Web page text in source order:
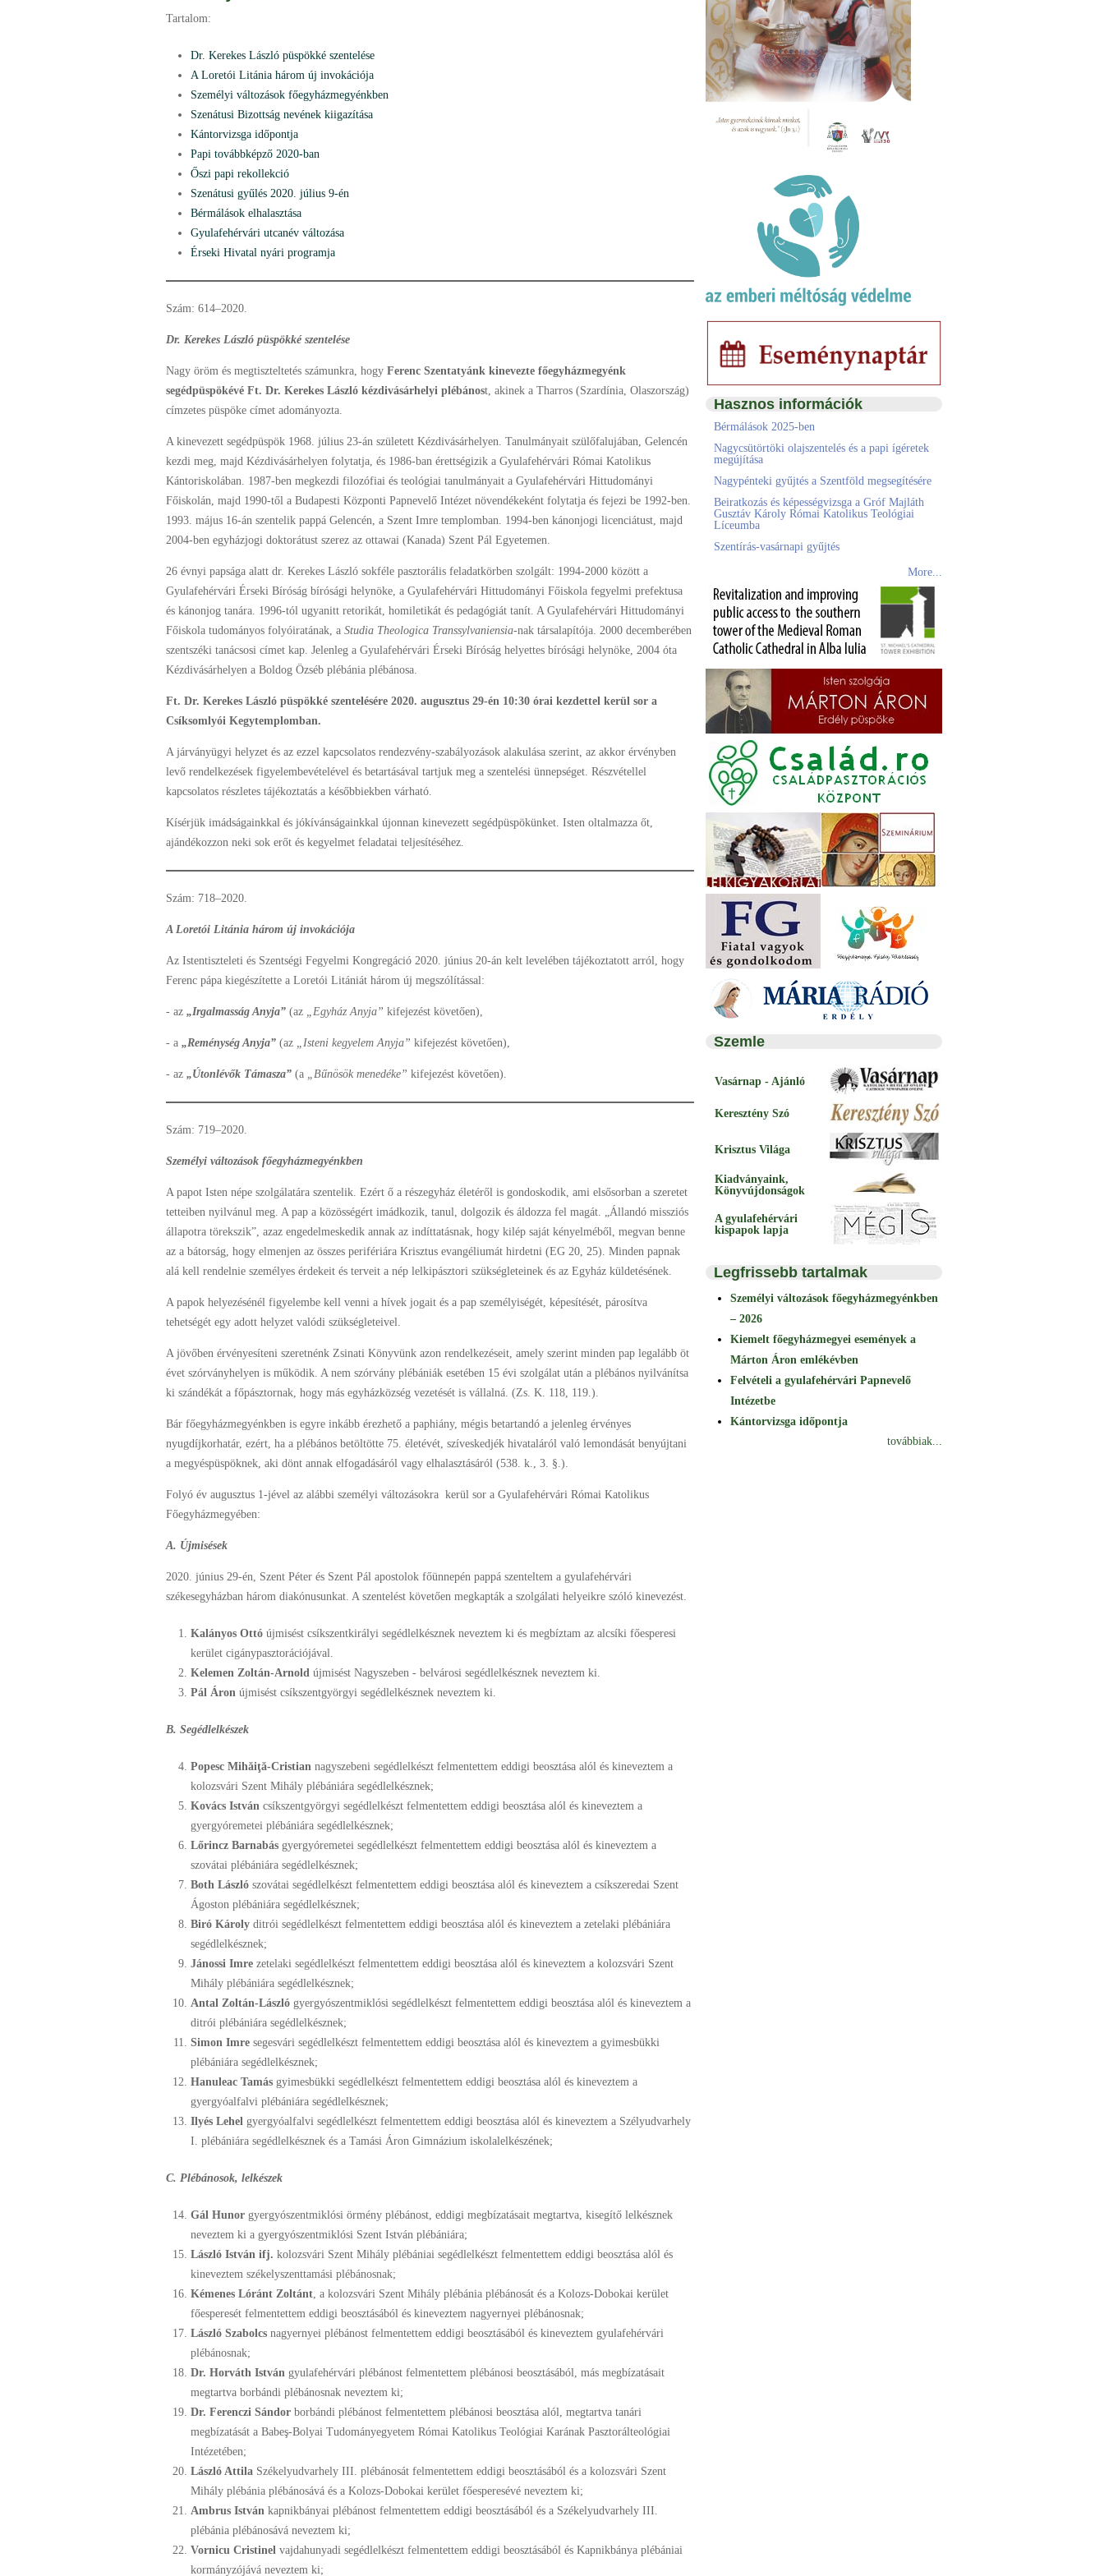
Tartalom:
Dr. Kerekes László püspökké szentelése
A Loretói Litánia három új invokációja
Személyi változások főegyházmegyénkben
Szenátusi Bizottság nevének kiigazítása
Kántorvizsga időpontja
Papi továbbképző 2020-ban
Őszi papi rekollekció
Szenátusi gyűlés 2020. július 9-én
Bérmálások elhalasztása
Gyulafehérvári utcanév változása
Érseki Hivatal nyári programja
Szám: 614–2020.
Dr. Kerekes László püspökké szentelése
Nagy öröm és megtiszteltetés számunkra, hogy Ferenc Szentatyánk kinevezte főegyházmegyénk
segédpüspökévé Ft. Dr. Kerekes László kézdivásárhelyi plébánost, akinek a Tharros (Szardínia, Olaszország)
címzetes püspöke címet adományozta.
A kinevezett segédpüspök 1968. július 23-án született Kézdivásárhelyen. Tanulmányait szülőfalujában, Gelencén
kezdi meg, majd Kézdivásárhelyen folytatja, és 1986-ban érettségizik a Gyulafehérvári Római Katolikus
Kántoriskolában. 1987-ben megkezdi filozófiai és teológiai tanulmányait a Gyulafehérvári Hittudományi
Főiskolán, majd 1990-től a Budapesti Központi Papnevelő Intézet növendékeként folytatja és fejezi be 1992-ben.
1993. május 16-án szentelik pappá Gelencén, a Szent Imre templomban. 1994-ben kánonjogi licenciátust, majd
2004-ben egyházjogi doktorátust szerez az ottawai (Kanada) Szent Pál Egyetemen.
26 évnyi papsága alatt dr. Kerekes László sokféle pasztorális feladatkörben szolgált: 1994-2000 között a
Gyulafehérvári Érseki Bíróság bírósági helynöke, a Gyulafehérvári Hittudományi Főiskola fegyelmi prefektusa
és kánonjog tanára. 1996-tól ugyanitt retorikát, homiletikát és pedagógiát tanít. A Gyulafehérvári Hittudományi
Főiskola tudományos folyóiratának, a Studia Theologica Transsylvaniensia-nak társalapítója. 2000 decemberében
szentszéki tanácsosi címet kap. Jelenleg a Gyulafehérvári Érseki Bíróság helyettes bírósági helynöke, 2004 óta
Kézdivásárhelyen a Boldog Özséb plébánia plébánosa.
Ft. Dr. Kerekes László püspökké szentelésére 2020. augusztus 29-én 10:30 órai kezdettel kerül sor a
Csíksomlyói Kegytemplomban.
A járványügyi helyzet és az ezzel kapcsolatos rendezvény-szabályozások alakulása szerint, az akkor érvényben
levő rendelkezések figyelembevételével és betartásával tartjuk meg a szentelési ünnepséget. Részvétellel
kapcsolatos részletes tájékoztatás a későbbiekben várható.
Kísérjük imádságainkkal és jókívánságainkkal újonnan kinevezett segédpüspökünket. Isten oltalmazza őt,
ajándékozzon neki sok erőt és kegyelmet feladatai teljesítéséhez.
Szám: 718–2020.
A Loretói Litánia három új invokációja
Az Istentiszteleti és Szentségi Fegyelmi Kongregáció 2020. június 20-án kelt levelében tájékoztatott arról, hogy
Ferenc pápa kiegészítette a Loretói Litániát három új megszólítással:
- az „Irgalmasság Anyja” (az „Egyház Anyja” kifejezést követően),
- a „Reménység Anyja” (az „Isteni kegyelem Anyja” kifejezést követően),
- az „Útonlévők Támasza” (a „Bűnösök menedéke” kifejezést követően).
Szám: 719–2020.
Személyi változások főegyházmegyénkben
A papot Isten népe szolgálatára szentelik. Ezért ő a részegyház életéről is gondoskodik, ami elsősorban a szeretet
tetteiben nyilvánul meg. A pap a közösségért imádkozik, tanul, dolgozik és áldozza fel magát. „Állandó missziós
állapotra törekszik”, azaz engedelmeskedik annak az indíttatásnak, hogy kilép saját kényelméből, megvan benne
az a bátorság, hogy elmenjen az összes perifériára Krisztus evangéliumát hirdetni (EG 20, 25). Minden papnak
alá kell rendelnie személyes érdekeit és terveit a nép lelkipásztori szükségleteinek és az Egyház küldetésének.
A papok helyezésénél figyelembe kell venni a hívek jogait és a pap személyiségét, képesítését, párosítva
tehetségét egy adott helyzet valódi szükségleteivel.
A jövőben érvényesíteni szeretnénk Zsinati Könyvünk azon rendelkezéseit, amely szerint minden pap legalább öt
évet szórványhelyen is működik. A nem szórvány plébániák esetében 15 évi szolgálat után a plébános nyilvánítsa
ki szándékát a főpásztornak, hogy más egyházközség vezetését is vállalná. (Zs. K. 118, 119.).
Bár főegyházmegyénkben is egyre inkább érezhető a paphiány, mégis betartandó a jelenleg érvényes
nyugdíjkorhatár, ezért, ha a plébános betöltötte 75. életévét, szíveskedjék hivataláról való lemondását benyújtani
a megyéspüspöknek, aki dönt annak elfogadásáról vagy elhalasztásáról (538. k., 3. §.).
Folyó év augusztus 1-jével az alábbi személyi változásokra kerül sor a Gyulafehérvári Római Katolikus
Főegyházmegyében:
A. Újmisések
2020. június 29-én, Szent Péter és Szent Pál apostolok főünnepén pappá szenteltem a gyulafehérvári
székesegyházban három diakónusunkat. A szentelést követően megkapták a szolgálati helyeikre szóló kinevezést.
Kalányos Ottó újmisést csíkszentkirályi segédlelkésznek neveztem ki és megbíztam az alcsíki főesperesi
kerület cigánypasztorációjával.
Kelemen Zoltán-Arnold újmisést Nagyszeben - belvárosi segédlelkésznek neveztem ki.
Pál Áron újmisést csíkszentgyörgyi segédlelkésznek neveztem ki.
B. Segédlelkészek
Popesc Mihăiţă-Cristian nagyszebeni segédlelkészt felmentettem eddigi beosztása alól és kineveztem a
kolozsvári Szent Mihály plébániára segédlelkésznek;
Kovács István csíkszentgyörgyi segédlelkészt felmentettem eddigi beosztása alól és kineveztem a
gyergyóremetei plébániára segédlelkésznek;
Lőrincz Barnabás gyergyóremetei segédlelkészt felmentettem eddigi beosztása alól és kineveztem a
szovátai plébániára segédlelkésznek;
Both László szovátai segédlelkészt felmentettem eddigi beosztása alól és kineveztem a csíkszeredai Szent
Ágoston plébániára segédlelkésznek;
Biró Károly ditrói segédlelkészt felmentettem eddigi beosztása alól és kineveztem a zetelaki plébániára
segédlelkésznek;
Jánossi Imre zetelaki segédlelkészt felmentettem eddigi beosztása alól és kineveztem a kolozsvári Szent
Mihály plébániára segédlelkésznek;
Antal Zoltán-László gyergyószentmiklósi segédlelkészt felmentettem eddigi beosztása alól és kineveztem a
ditrói plébániára segédlelkésznek;
Simon Imre segesvári segédlelkészt felmentettem eddigi beosztása alól és kineveztem a gyimesbükki
plébániára segédlelkésznek;
Hanuleac Tamás gyimesbükki segédlelkészt felmentettem eddigi beosztása alól és kineveztem a
gyergyóalfalvi plébániára segédlelkésznek;
Ilyés Lehel gyergyóalfalvi segédlelkészt felmentettem eddigi beosztása alól és kineveztem a Szélyudvarhely
I. plébániára segédlelkésznek és a Tamási Áron Gimnázium iskolalelkészének;
C. Plébánosok, lelkészek
Gál Hunor gyergyószentmiklósi örmény plébánost, eddigi megbízatásait megtartva, kisegítő lelkésznek
neveztem ki a gyergyószentmiklósi Szent István plébániára;
László István ifj. kolozsvári Szent Mihály plébániai segédlelkészt felmentettem eddigi beosztása alól és
kineveztem székelyszenttamási plébánosnak;
Kémenes Lóránt Zoltánt, a kolozsvári Szent Mihály plébánia plébánosát és a Kolozs-Dobokai kerület
főesperesét felmentettem eddigi beosztásából és kineveztem nagyernyei plébánosnak;
László Szabolcs nagyernyei plébánost felmentettem eddigi beosztásából és kineveztem gyulafehérvári
plébánosnak;
Dr. Horváth István gyulafehérvári plébánost felmentettem plébánosi beosztásából, más megbízatásait
megtartva borbándi plébánosnak neveztem ki;
Dr. Ferenczi Sándor borbándi plébánost felmentettem plébánosi beosztása alól, megtartva tanári
megbízatását a Babeş-Bolyai Tudományegyetem Római Katolikus Teológiai Karának Pasztorálteológiai
Intézetében;
László Attila Székelyudvarhely III. plébánosát felmentettem eddigi beosztásából és a kolozsvári Szent
Mihály plébánia plébánosává és a Kolozs-Dobokai kerület főesperesévé neveztem ki;
Ambrus István kapnikbányai plébánost felmentettem eddigi beosztásából és a Székelyudvarhely III.
plébánia plébánosává neveztem ki;
Vornicu Cristinel vajdahunyadi segédlelkészt felmentettem eddigi beosztásából és Kapnikbánya plébániai
kormányzójává neveztem ki;
Hasznos információk
Bérmálások 2025-ben
Nagycsütörtöki olajszentelés és a papi ígéretek
megújítása
Nagypénteki gyűjtés a Szentföld megsegítésére
Beiratkozás és képességvizsga a Gróf Majláth
Gusztáv Károly Római Katolikus Teológiai
Líceumba
Szentírás-vasárnapi gyűjtés
More...
Szemle
Vasárnap - Ajánló
Keresztény Szó
Krisztus Világa
Kiadványaink,
Könyvújdonságok
A gyulafehérvári
kispapok lapja
Legfrissebb tartalmak
Személyi változások főegyházmegyénkben
– 2026
Kiemelt főegyházmegyei események a
Márton Áron emlékévben
Felvételi a gyulafehérvári Papnevelő
Intézetbe
Kántorvizsga időpontja
továbbiak...